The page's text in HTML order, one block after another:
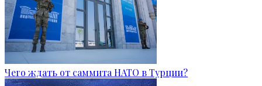
Чего ждать от саммита НАТО в Турции?